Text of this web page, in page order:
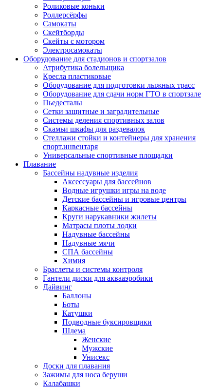
Роликовые коньки
Роллерсёрфы
Самокаты
Скейтборды
Скейты с мотором
Электросамокаты
Оборудование для стадионов и спортзалов
Атрибутика болельщика
Кресла пластиковые
Оборудование для подготовки лыжных трасс
Оборудование для сдачи норм ГТО в спортзале
Пьедесталы
Сетки защитные и заградительные
Системы деления спортивных залов
Скамьи шкафы для раздевалок
Стеллажи стойки и контейнеры для хранения
спорт.инвентаря
Универсальные спортивные площадки
Плавание
Бассейны надувные изделия
Аксессуары для бассейнов
Водные игрушки игры на воде
Детские бассейны и игровые центры
Каркасные бассейны
Круги нарукавники жилеты
Матрасы плоты лодки
Надувные бассейны
Надувные мячи
СПА бассейны
Химия
Браслеты и системы контроля
Гантели диски для аквааэробики
Дайвинг
Баллоны
Боты
Катушки
Подводные буксировщики
Шлема
Женские
Мужские
Унисекс
Доски для плавания
Зажимы для носа беруши
Калабашки